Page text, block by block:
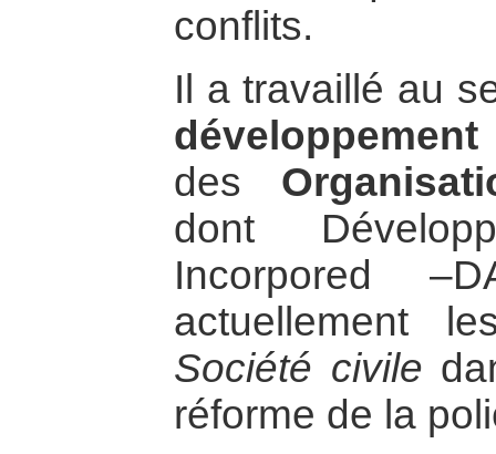
conflits.
Il a travaillé au
des
dont
Incorpored
actuellement
Société civile
réforme de la